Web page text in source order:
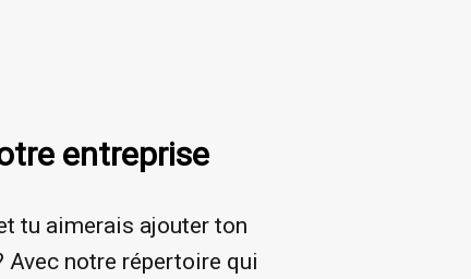
entreprise
tu aimerais ajouter ton
notre répertoire qui